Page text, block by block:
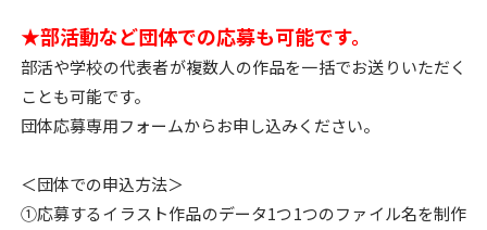
★部活動など団体での応募も可能です。
部活や学校の代表者が複数人の作品を一括でお送りいただく
ことも可能です。
団体応募専用フォームからお申し込みください。
＜団体での申込方法＞
①応募するイラスト作品のデータ1つ1つのファイル名を制作